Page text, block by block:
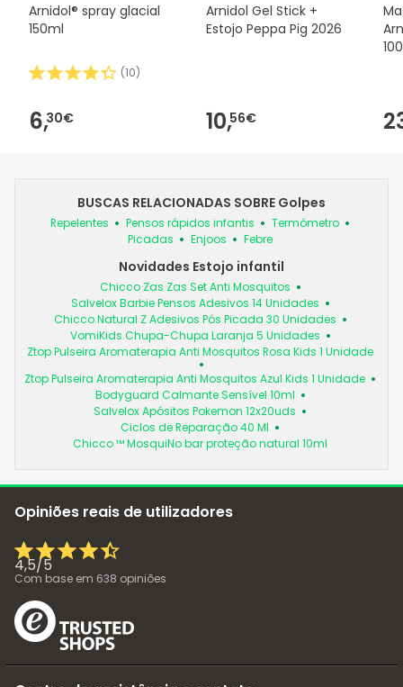
Arnidol® spray glacial
150ml
(10)
6,30€
Arnidol Gel Stick +
Estojo Peppa Pig 2026
10,56€
BUSCAS RELACIONADAS SOBRE Golpes
Repelentes Pensos rápidos infantis
Termómetro
Picadas
Enjoos Febre
Novidades Estojo infantil
Chicco Zas Zas Set Anti Mosquitos
Salvelox Barbie Pensos Adesivos 14 Unidades
Chicco Natural Z Adesivos Pós Picada 30 Unidades
VomiKids Chupa-Chupa Laranja 5 Unidades
Ztop Pulseira Aromaterapia Anti Mosquitos Rosa Kids 1 Unidade
Ztop Pulseira Aromaterapia Anti Mosquitos Azul Kids 1 Unidade
Bodyguard Calmante Sensível 10ml
Salvelox Apósitos Pokemon 12x20uds
Ciclos de Reparação 40 Ml
Chicco ™ MosquiNo bar proteção natural 10ml
Opiniões reais de utilizadores
4,5/5
Com base em 638 opiniões